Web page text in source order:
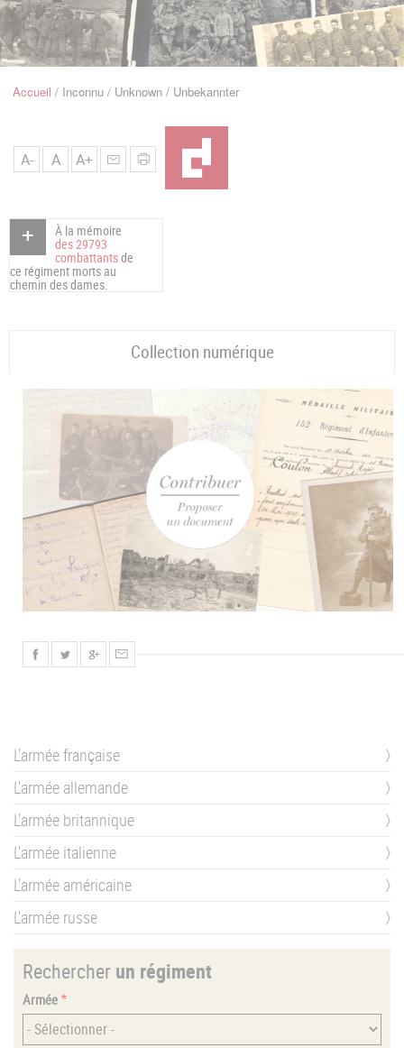
Navigation
FilAccueil Inconnu / Unknown / Unbekannter
A- A A+
À la mémoire
des 29793
combattantsde
ce régiment morts au
chemin des dames.
Collection numérique
L'armée française
L'armée allemande
L'armée britannique
L'armée italienne
L'armée américaine
L'armée russe
Rechercher un régiment
Armée